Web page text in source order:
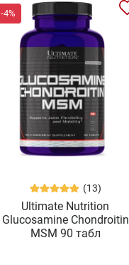
-4%
(13)
Ultimate Nutrition
Glucosamine Chondroitin
MSM 90 табл